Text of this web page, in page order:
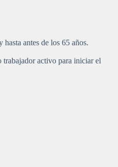
hasta antes de los 65 años.
trabajador activo para iniciar el